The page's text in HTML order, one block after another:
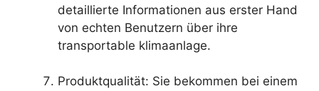
detaillierte Informationen aus erster Hand
von echten Benutzern über ihre
transportable klimaanlage.
Produktqualität: Sie bekommen bei einem